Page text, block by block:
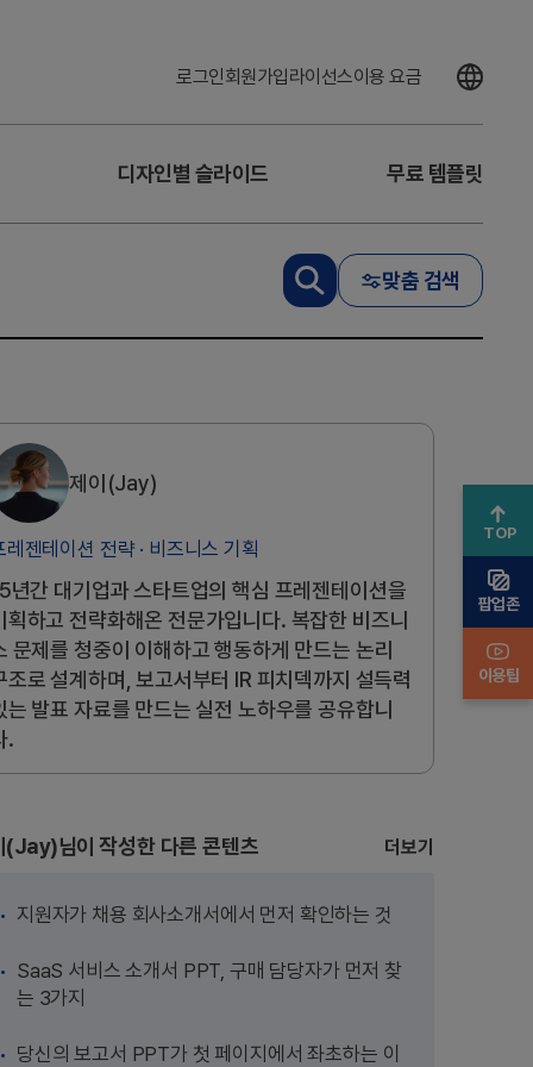
로그인회원가입라이선스이용 요금
디자인별 슬라이드 무료 템플릿
맞춤 검색
제이(Jay)
레젠테이션 전략 · 비즈니스 기획
년간 대기업과 스타트업의 핵심 프레젠테이션을
획하고 전략화해온 전문가입니다. 복잡한 비즈니
문제를 청중이 이해하고 행동하게 만드는 논리
조로 설계하며, 보고서부터 IR 피치덱까지 설득력
는 발표 자료를 만드는 실전 노하우를 공유합니
.
(Jay)님이 작성한 다른 콘텐츠 더보기
지원자가 채용 회사소개서에서 먼저 확인하는 것
SaaS 서비스 소개서 PPT, 구매 담당자가 먼저 찾
는 3가지
당신의 보고서 PPT가 첫 페이지에서 좌초하는 이
TOP
팝업존
이용팁